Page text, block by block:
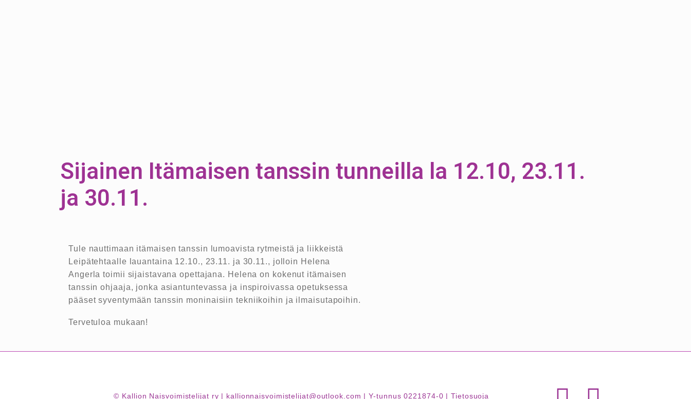
Sijainen Itämaisen tanssin tunneilla la 12.10, 23.11.
ja 30.11.
Tule nauttimaan itämaisen tanssin lumoavista rytmeistä ja liikkeistä
Leipätehtaalle lauantaina 12.10., 23.11. ja 30.11., jolloin Helena
Angerla toimii sijaistavana opettajana. Helena on kokenut itämaisen
tanssin ohjaaja, jonka asiantuntevassa ja inspiroivassa opetuksessa
pääset syventymään tanssin moninaisiin tekniikoihin ja ilmaisutapoihin.
Tervetuloa mukaan!
© Kallion Naisvoimistelijat ry | kallionnaisvoimistelijat@outlook.com | Y-tunnus 0221874-0 |Tietosuoja